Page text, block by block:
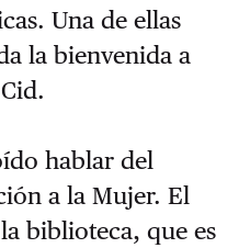
Una de ellas
la bienvenida a
hablar del
a la Mujer. El
biblioteca, que es